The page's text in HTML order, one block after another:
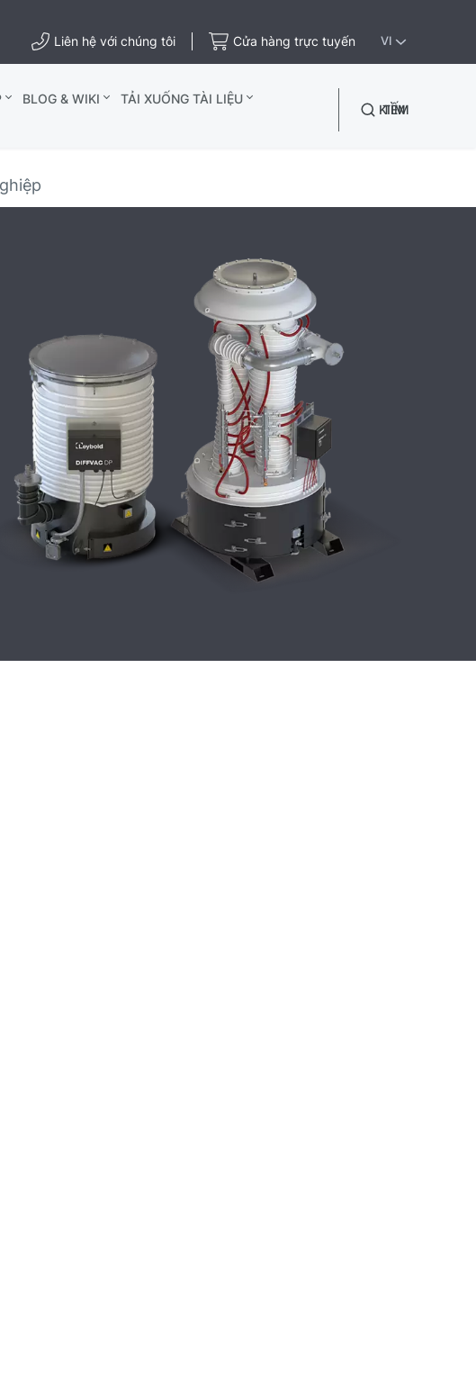
Liên hệ với chúng tôi Cửa hàng trực tuyến VI
BLOG & WIKI
TẢI XUỐNG TÀI LIỆU
TÌM KIẾM